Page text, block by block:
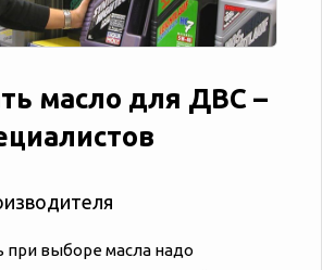
масло для ДВС –
при выборе масла надо